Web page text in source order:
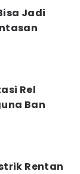
Jadi
Rel
Ban
Rentan